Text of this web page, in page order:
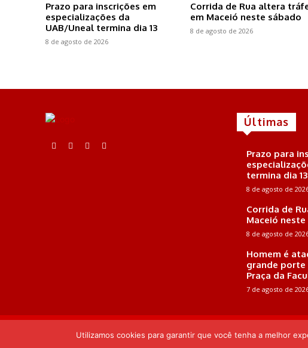
Prazo para inscrições em
especializações da
UAB/Uneal termina dia 13
8 de agosto de 2026
Corrida de Rua altera
em Maceió neste sábado
8 de agosto de 2026
Últimas
Prazo para
termina dia 13
8 de agosto de
Corrida de
Maceió
8 de agosto de
Homem é
grande porte
Praça da
7 de agosto de
Utilizamos cookies para garantir que você tenha a melhor